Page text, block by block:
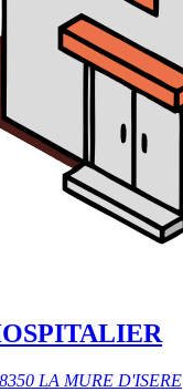
LA MURE D'ISERE